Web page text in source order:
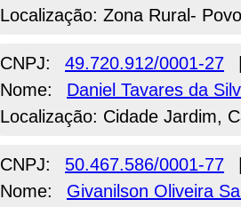
Localização: Zona Rural-
CNPJ: 49.720.912/0001-27
Nome:
Daniel Tavares da
Localização: Cidade Jardim,
CNPJ: 50.467.586/0001-77
Nome:
Givanilson Oliveira